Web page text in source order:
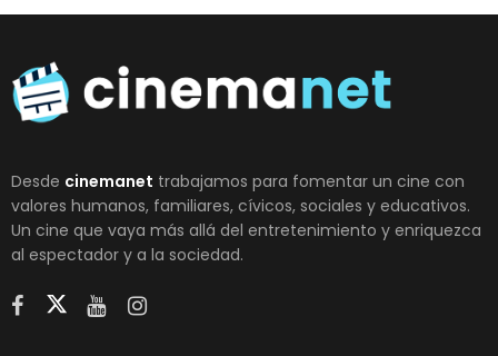
Desde cinemanet trabajamos para fomentar un cine con
valores humanos, familiares, cívicos, sociales y educativos.
Un cine que vaya más allá del entretenimiento y enriquezca
al espectador y a la sociedad.